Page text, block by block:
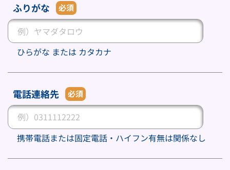
ふりがな 必須
ひらがな または カタカナ
電話連絡先 必須
携帯電話または固定電話・ハイフン有無は関係なし